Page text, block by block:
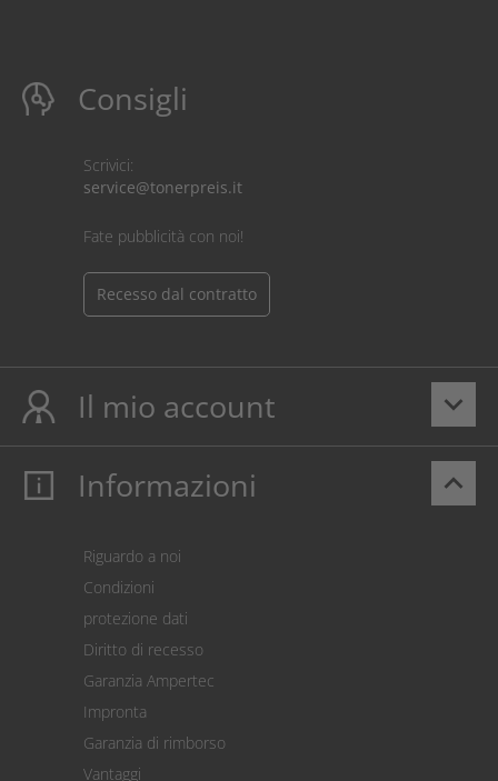
Consigli
Scrivici:
service@tonerpreis.it
Fate pubblicità con noi!
Recesso dal contratto
keyboard_arrow_down
Il mio account
Il mio account
Pagamento
Restituzione della merce
Calcolatore dei costi
Impostazioni dei cookie
keyboard_arrow_up
Informazioni
Riguardo a noi
Condizioni
protezione dati
Diritto di recesso
Garanzia Ampertec
Impronta
Garanzia di rimborso
Vantaggi